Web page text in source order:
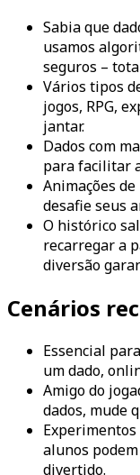
Sabia que
usamos
seguros –
Vários tipos
jogos, RPG,
jantar.
Dados com
para facilitar
Animações
desafie seus
O histórico
recarregar a
diversão
Cenários
Essencial
um dado,
Amigo do
dados, mude
alunos
divertido.